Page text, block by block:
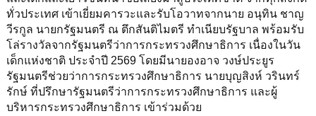
ทั่วประเทศ เข้าเยี่ยมคารวะและรับโอวาทจากนาย อนุทิน ชาญ
วีรกูล นายกรัฐมนตรี ณ ตึกสันติไมตรี ทำเนียบรัฐบาล พร้อมรับ
โล่รางวัลจากรัฐมนตรีว่าการกระทรวงศึกษาธิการ เนื่องในวัน
เด็กแห่งชาติ ประจำปี 2569 โดยมีนายองอาจ วงษ์ประยูร
รัฐมนตรีช่วยว่าการกระทรวงศึกษาธิการ นายบุญสิงห์ วรินทร์
รักษ์ ที่ปรึกษารัฐมนตรีว่าการกระทรวงศึกษาธิการ และผู้
บริหารกระทรวงศึกษาธิการ เข้าร่วมด้วย